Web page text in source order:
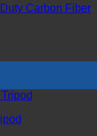
Carbon Fiber